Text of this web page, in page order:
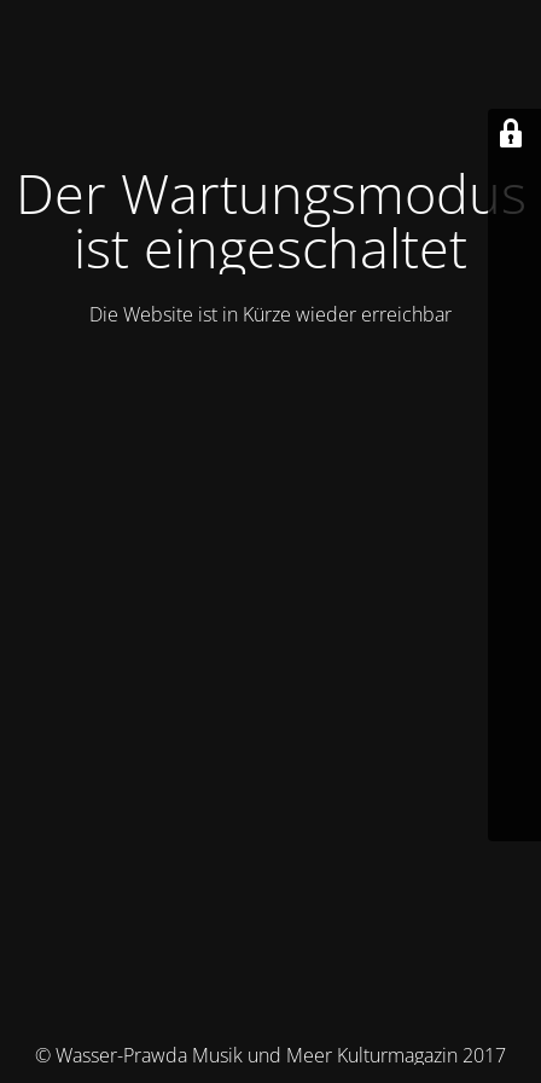
Der Wartungsmodus
ist eingeschaltet
Die Website ist in Kürze wieder erreichbar
© Wasser-Prawda Musik und Meer Kulturmagazin 2017